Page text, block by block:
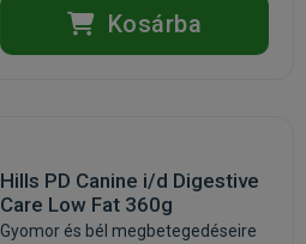
Kosárba
Hills PD Canine i/d Digestive
Care Low Fat 360g
Gyomor és bél megbetegedéseire